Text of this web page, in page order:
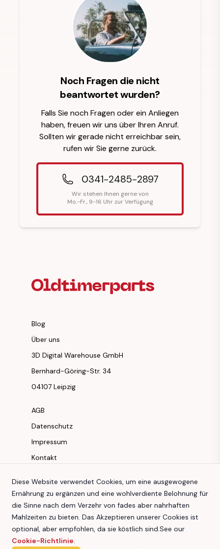
Noch Fragen die nicht
beantwortet wurden?
Falls Sie noch Fragen oder ein Anliegen
haben, freuen wir uns über Ihren Anruf.
Sollten wir gerade nicht erreichbar sein,
rufen wir Sie gerne zurück.
0341-2485-2897
Wir stehen Ihnen gerne von
Mo.-Fr., 9-16 Uhr zur Verfügung
Blog
Über uns
3D Digital Warehouse GmbH
Bernhard-Göring-Str. 34
04107 Leipzig
AGB
Datenschutz
Impressum
Kontakt
Instagram
Facebook
Youtube
TikTok
Diese Website verwendet Cookies, um eine ausgewogene
Ernährung zu ergänzen und eine wohlverdiente Belohnung für
die Sinne nach dem Verzehr von fades aber nahrhaften
Mahlzeiten zu bieten. Das Akzeptieren unserer Cookies ist
optional, aber empfohlen, da sie köstlich sind.See our
Cookie-Richtlinie.